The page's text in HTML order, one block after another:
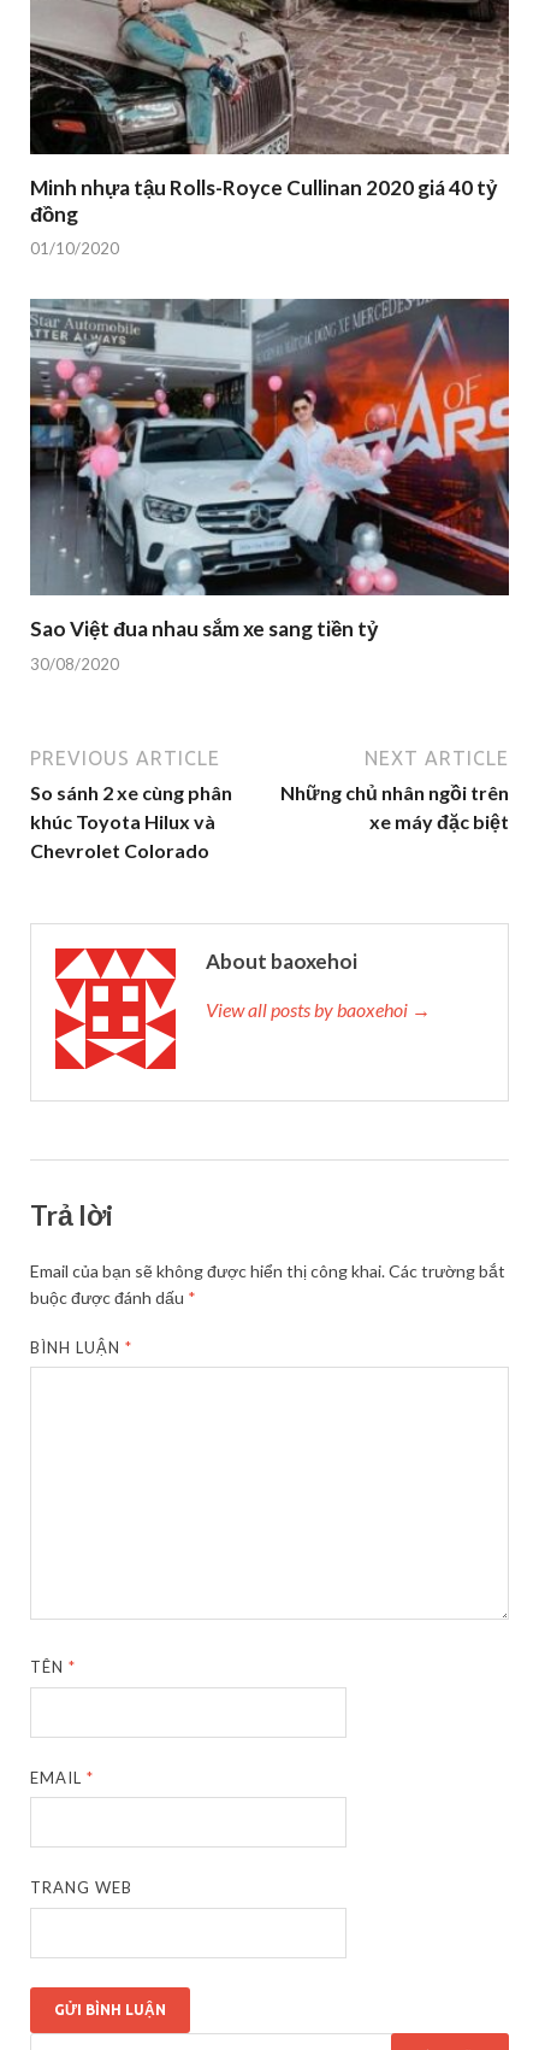
Minh nhựa tậu Rolls-Royce Cullinan 2020 giá 40 tỷ
đồng
01/10/2020
Sao Việt đua nhau sắm xe sang tiền tỷ
30/08/2020
PREVIOUS ARTICLE
So sánh 2 xe cùng phân
khúc Toyota Hilux và
Chevrolet Colorado
NEXT ARTICLE
Những chủ nhân ngồi trên
xe máy đặc biệt
About baoxehoi
View all posts by baoxehoi →
Trả lời
Email của bạn sẽ không được hiển thị công khai.Các trường bắt
buộc được đánh dấu *
BÌNH LUẬN*
TÊN*
EMAIL*
TRANG WEB